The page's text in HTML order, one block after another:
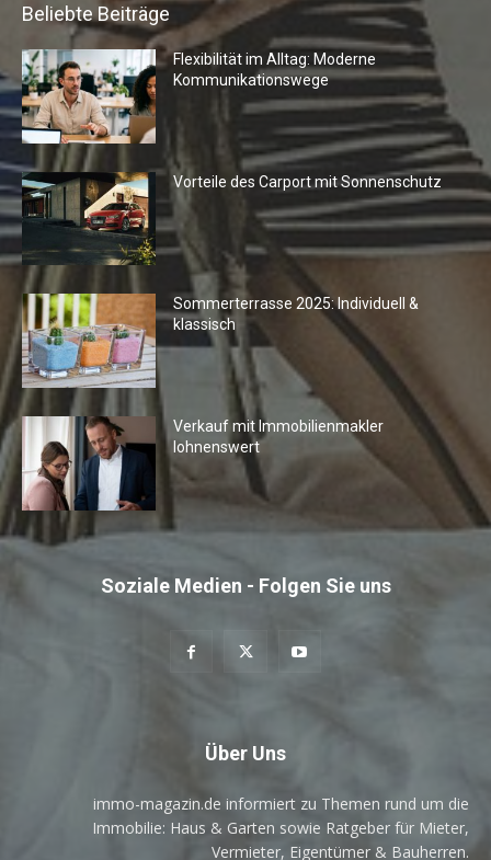
Beliebte Beiträge
Flexibilität im Alltag: Moderne
Kommunikationswege
Vorteile des Carport mit Sonnenschutz
Sommerterrasse 2025: Individuell &
klassisch
Verkauf mit Immobilienmakler
lohnenswert
Soziale Medien - Folgen Sie uns
Über Uns
immo-magazin.de informiert zu Themen rund um die
Immobilie: Haus & Garten sowie Ratgeber für Mieter,
Vermieter, Eigentümer & Bauherren.